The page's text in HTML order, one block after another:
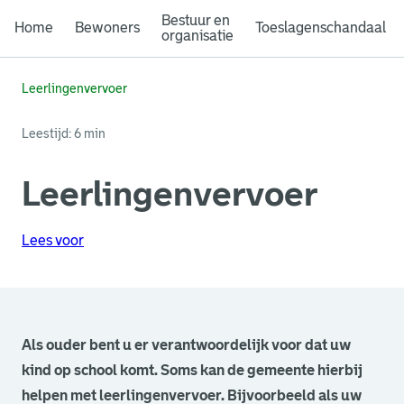
Home Bewoners
Bestuur en
organisatie
Toeslagenschandaal
Leerlingenvervoer
Leestijd: 6 min
Leerlingenvervoer
Lees voor
Als ouder bent u er verantwoordelijk voor dat uw
kind op school komt. Soms kan de gemeente hierbij
helpen met leerlingenvervoer. Bijvoorbeeld als uw